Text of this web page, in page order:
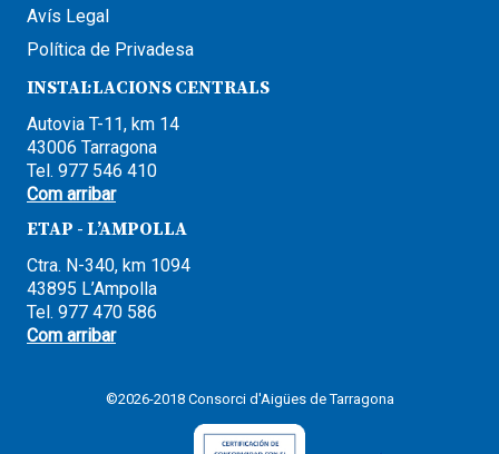
Avís Legal
Política de Privadesa
INSTAL·LACIONS CENTRALS
Autovia T-11, km 14
43006 Tarragona
Tel. 977 546 410
Com arribar
ETAP - L’AMPOLLA
Ctra. N-340, km 1094
43895 L’Ampolla
Tel. 977 470 586
Com arribar
©2026-2018 Consorci d'Aigües de Tarragona